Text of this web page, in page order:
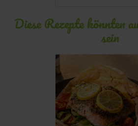
Diese Rezepte könnten
sein